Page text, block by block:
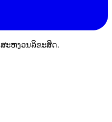
ສະຫງວນລິຂະສິດ.